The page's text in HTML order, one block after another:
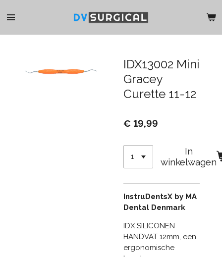
direct
IDX13002 Mini
Gracey
Curette 11-12
€ 19,99
In
winkelwagen
InstruDentsX by MA
Dental Denmark
IDX SILICONEN
HANDVAT 12mm, een
ergonomische